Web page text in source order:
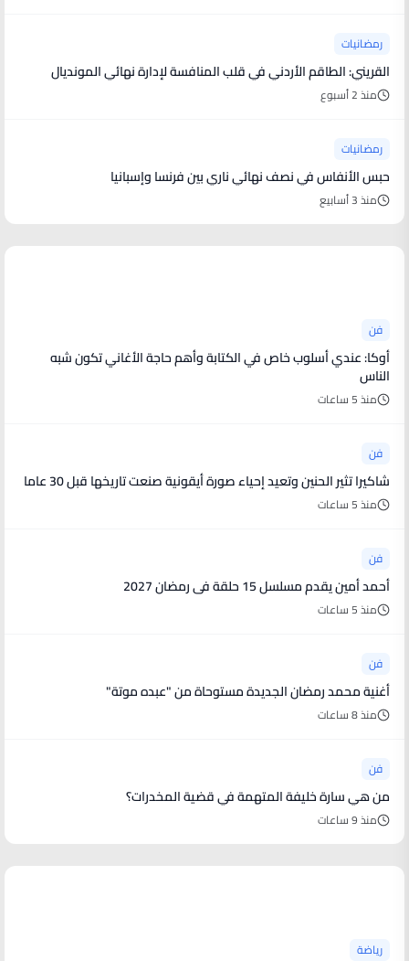
رمضانيات
القريني: الطاقم الأردني في قلب المنافسة لإدارة نهائي المونديال
منذ 2 أسبوع
رمضانيات
حبس الأنفاس في نصف نهائي ناري بين فرنسا وإسبانيا
منذ 3 أسابيع
فن
أوكا: عندي أسلوب خاص في الكتابة وأهم حاجة الأغاني تكون شبه
الناس
منذ 5 ساعات
فن
شاكيرا تثير الحنين وتعيد إحياء صورة أيقونية صنعت تاريخها قبل 30 عاما
منذ 5 ساعات
فن
أحمد أمين يقدم مسلسل 15 حلقة فى رمضان 2027
منذ 5 ساعات
فن
أغنية محمد رمضان الجديدة مستوحاة من "عبده موتة"
منذ 8 ساعات
فن
من هي سارة خليفة المتهمة في قضية المخدرات؟
منذ 9 ساعات
رياضة